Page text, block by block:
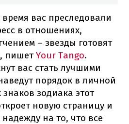
вас преследовали
в отношениях,
– звезды готовят
пишетYour Tango.
вас стать лучшими
порядок в личной
зодиака этот
новую страницу и
на то, что все